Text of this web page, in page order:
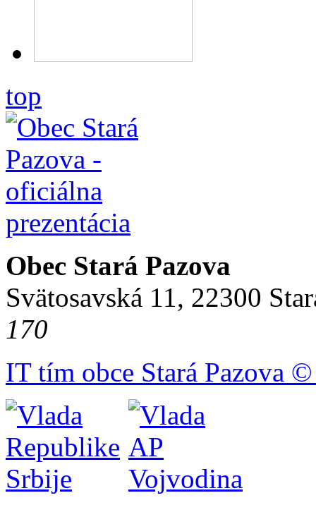
top
Obec Stará Pazova
Svätosavská 11, 22300
170
IT tím obce Stará Pazova